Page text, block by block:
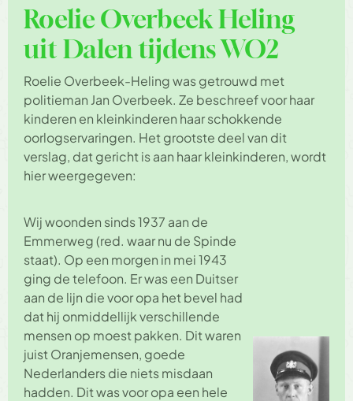
Roelie Overbeek Heling
uit Dalen tijdens WO2
Roelie Overbeek-Heling was getrouwd met
politieman Jan Overbeek. Ze beschreef voor haar
kinderen en kleinkinderen haar schokkende
oorlogservaringen. Het grootste deel van dit
verslag, dat gericht is aan haar kleinkinderen, wordt
hier weergegeven:
Wij woonden sinds 1937 aan de
Emmerweg (red. waar nu de Spinde
staat). Op een morgen in mei 1943
ging de telefoon. Er was een Duitser
aan de lijn die voor opa het bevel had
dat hij onmiddellijk verschillende
mensen op moest pakken. Dit waren
juist Oranjemensen, goede
Nederlanders die niets misdaan
hadden. Dit was voor opa een hele